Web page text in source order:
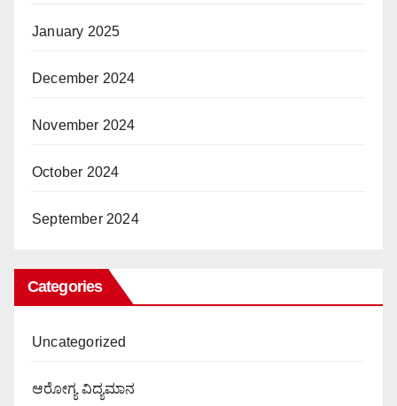
January 2025
December 2024
November 2024
October 2024
September 2024
Categories
Uncategorized
ಆರೋಗ್ಯ ವಿದ್ಯಮಾನ